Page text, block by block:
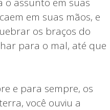
em suas mãos, e
os braços do
para o mal, até que
e para sempre, os
você ouviu a